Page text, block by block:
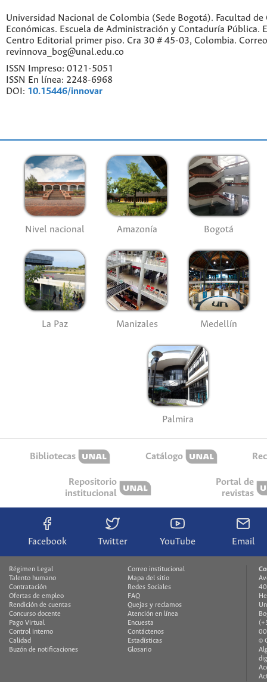
Universidad Nacional de Colombia (Sede Bogotá). Facultad de
Económicas. Escuela de Administración y Contaduría Pública.
Centro Editorial primer piso. Cra 30 # 45-03, Colombia.
revinnova_bog@unal.edu.co
ISSN Impreso: 0121-5051
ISSN En línea: 2248-6968
DOI: 10.15446/innovar
Nivel nacional Amazonía Bogotá
La Paz Manizales Medellín
Palmira
Bibliotecas Catálogo
Repositorio
institucional
Portal de
revistas
Facebook Twitter YouTube Email
Régimen Legal
Talento humano
Contratación
Ofertas de empleo
Rendición de cuentas
Concurso docente
Pago Virtual
Control interno
Calidad
Buzón de notificaciones
Correo institucional
Mapa del sitio
Redes Sociales
FAQ
Quejas y reclamos
Atención en línea
Encuesta
Contáctenos
Estadísticas
Glosario
©